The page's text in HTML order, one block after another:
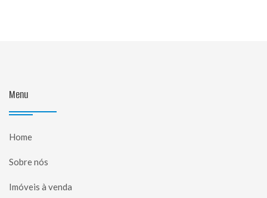
Menu
Home
Sobre nós
Imóveis à venda